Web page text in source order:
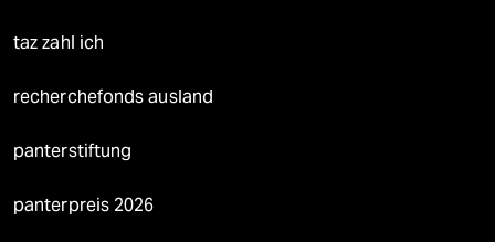
taz zahl ich
recherchefonds ausland
panterstiftung
panterpreis 2026